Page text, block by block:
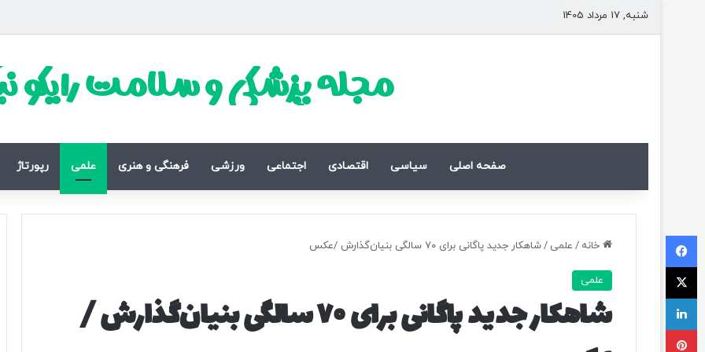
شنبه, 17 مرداد 1405
مجله پزشکی و سلامت رایکو
صفحه اصلی سیاسی اقتصادی اجتماعی ورزشی فرهنگی و هنری علمی رپورتاژ
خانه / علمی /شاهکار جدید پاگانی برای ۷۰ سالگی بنیان‌گذارش /عکس
علمی
شاهکار جدید پاگانی برای ۷۰ سالگی بنیان‌گذارش /